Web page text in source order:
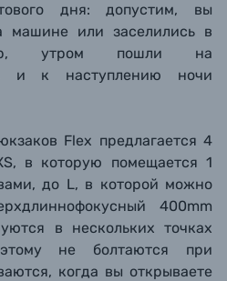
дня: допустим, вы
машине или заселились в
утром пошли на
и к наступлению ночи
Flex предлагается 4
в которую помещается 1
до L, в которой можно
400mm
в нескольких точках
не болтаются при
когда вы открываете